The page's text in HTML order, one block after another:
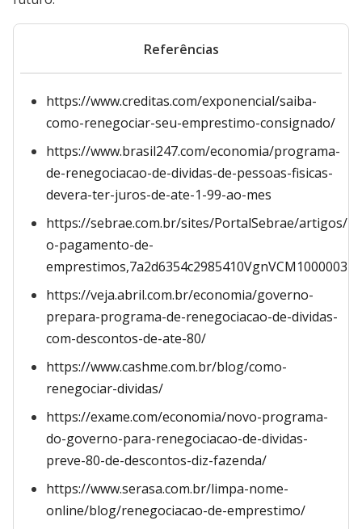
Referências
https://www.creditas.com/exponencial/saiba-
como-renegociar-seu-emprestimo-consignado/
https://www.brasil247.com/economia/programa-
de-renegociacao-de-dividas-de-pessoas-fisicas-
devera-ter-juros-de-ate-1-99-ao-mes
https://sebrae.com.br/sites/PortalSebrae/artigos/
o-pagamento-de-
https://veja.abril.com.br/economia/governo-
prepara-programa-de-renegociacao-de-dividas-
com-descontos-de-ate-80/
https://www.cashme.com.br/blog/como-
renegociar-dividas/
https://exame.com/economia/novo-programa-
do-governo-para-renegociacao-de-dividas-
preve-80-de-descontos-diz-fazenda/
https://www.serasa.com.br/limpa-nome-
online/blog/renegociacao-de-emprestimo/